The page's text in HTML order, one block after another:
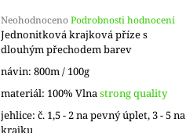
Průměrné
hodnocení
produktu
0,0
z
hvězdiček.
NeohodnocenoPodrobnosti hodnocení
Jednonitková krajková příze s
dlouhým přechodem barev
návin: 800m / 100g
materiál: 100% Vlnastrong quality
jehlice: č. 1,5 - 2 na pevný úplet, 3 - 5 na
krajku